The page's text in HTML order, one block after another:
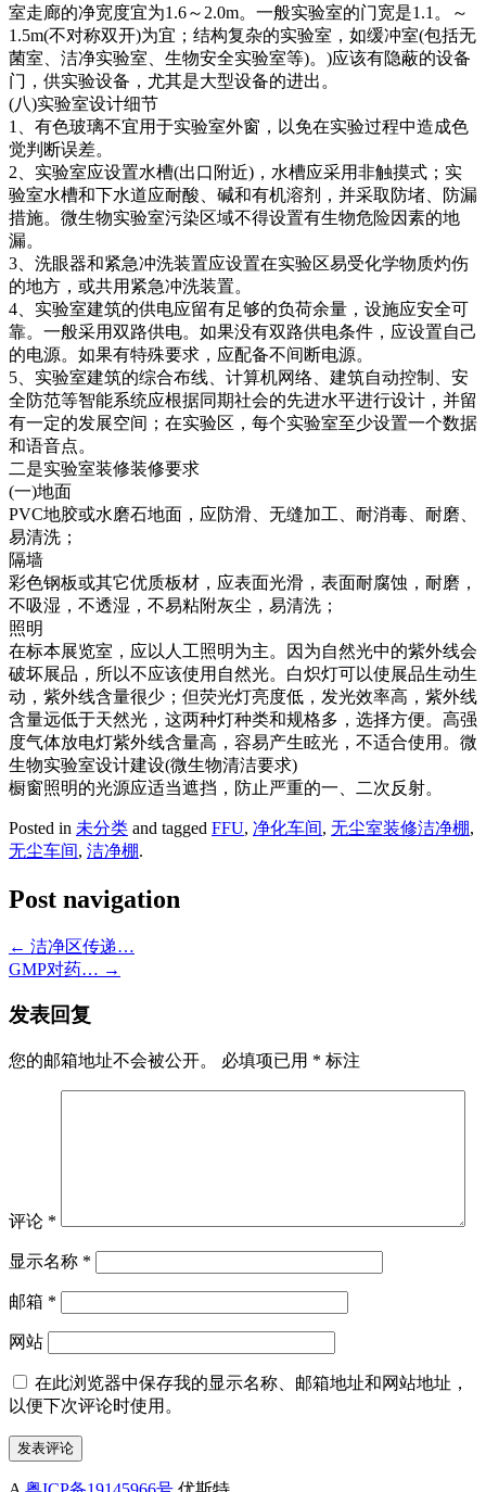
室走廊的净宽度宜为1.6～2.0m。一般实验室的门宽是1.1。～
1.5m(不对称双开)为宜；结构复杂的实验室，如缓冲室(包括无
菌室、洁净实验室、生物安全实验室等)。)应该有隐蔽的设备
门，供实验设备，尤其是大型设备的进出。
(八)实验室设计细节
1、有色玻璃不宜用于实验室外窗，以免在实验过程中造成色
觉判断误差。
2、实验室应设置水槽(出口附近)，水槽应采用非触摸式；实
验室水槽和下水道应耐酸、碱和有机溶剂，并采取防堵、防漏
措施。微生物实验室污染区域不得设置有生物危险因素的地
漏。
3、洗眼器和紧急冲洗装置应设置在实验区易受化学物质灼伤
的地方，或共用紧急冲洗装置。
4、实验室建筑的供电应留有足够的负荷余量，设施应安全可
靠。一般采用双路供电。如果没有双路供电条件，应设置自己
的电源。如果有特殊要求，应配备不间断电源。
5、实验室建筑的综合布线、计算机网络、建筑自动控制、安
全防范等智能系统应根据同期社会的先进水平进行设计，并留
有一定的发展空间；在实验区，每个实验室至少设置一个数据
和语音点。
二是实验室装修装修要求
(一)地面
PVC地胶或水磨石地面，应防滑、无缝加工、耐消毒、耐磨、
易清洗；
隔墙
彩色钢板或其它优质板材，应表面光滑，表面耐腐蚀，耐磨，
不吸湿，不透湿，不易粘附灰尘，易清洗；
照明
在标本展览室，应以人工照明为主。因为自然光中的紫外线会
破坏展品，所以不应该使用自然光。白炽灯可以使展品生动生
动，紫外线含量很少；但荧光灯亮度低，发光效率高，紫外线
含量远低于天然光，这两种灯种类和规格多，选择方便。高强
度气体放电灯紫外线含量高，容易产生眩光，不适合使用。微
生物实验室设计建设(微生物清洁要求)
橱窗照明的光源应适当遮挡，防止严重的一、二次反射。
Posted in 未分类 and tagged FFU, 净化车间, 无尘室装修洁净棚,
无尘车间, 洁净棚.
Post navigation
← 洁净区传递…
GMP对药… →
发表回复
您的邮箱地址不会被公开。 必填项已用 * 标注
评论 *
显示名称 *
邮箱 *
网站
在此浏览器中保存我的显示名称、邮箱地址和网站地址，
以便下次评论时使用。